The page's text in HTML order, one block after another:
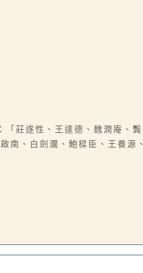
「莊遂性、王達德、魏潤庵、龔
南、白劍瀾、鮑樑臣、王養源、